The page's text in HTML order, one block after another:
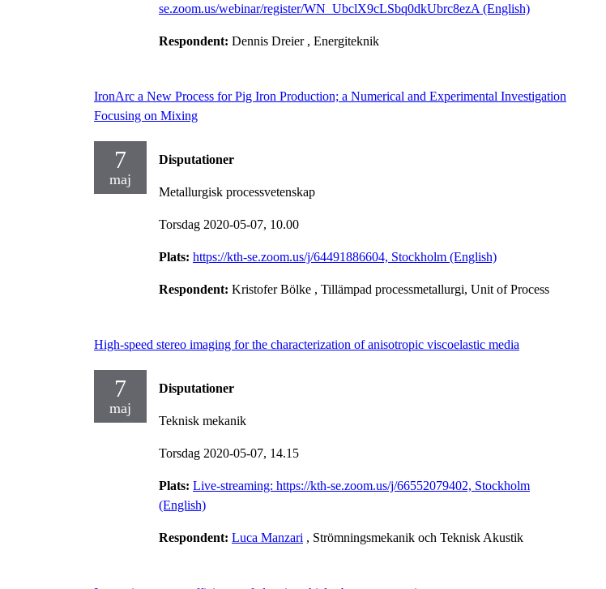
se.zoom.us/webinar/register/WN_UbclX9cLSbq0dkUbrc8ezA (English)
Respondent: Dennis Dreier , Energiteknik
IronArc a New Process for Pig Iron Production; a Numerical and Experimental Investigation
Focusing on Mixing
7
maj
Disputationer
Metallurgisk processvetenskap
Torsdag 2020-05-07, 10.00
Plats: https://kth-se.zoom.us/j/64491886604, Stockholm (English)
Respondent: Kristofer Bölke , Tillämpad processmetallurgi, Unit of Process
High-speed stereo imaging for the characterization of anisotropic viscoelastic media
7
maj
Disputationer
Teknisk mekanik
Torsdag 2020-05-07, 14.15
Plats: Live-streaming: https://kth-se.zoom.us/j/66552079402, Stockholm
(English)
Respondent: Luca Manzari , Strömningsmekanik och Teknisk Akustik